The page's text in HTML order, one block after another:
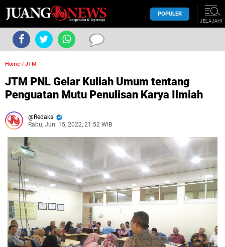
POPULER
JELAJAHI
Home / JTM
JTM PNL Gelar Kuliah Umum tentang
Penguatan Mutu Penulisan Karya Ilmiah
Redaksi
Rabu, Juni 15, 2022, 21:52 WIB